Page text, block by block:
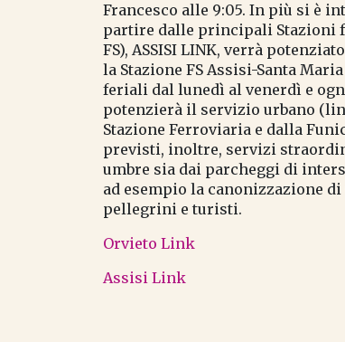
Francesco alle 9:05. In più si è
partire dalle principali Stazioni
FS), ASSISI LINK, verrà
la Stazione FS Assisi-Santa
feriali dal lunedì al venerdì e
potenzierà il servizio urbano
Stazione Ferroviaria e dalla
previsti, inoltre, servizi
umbre sia dai parcheggi di
ad esempio la canonizzazione
pellegrini e turisti.
Orvieto Link
Assisi Link